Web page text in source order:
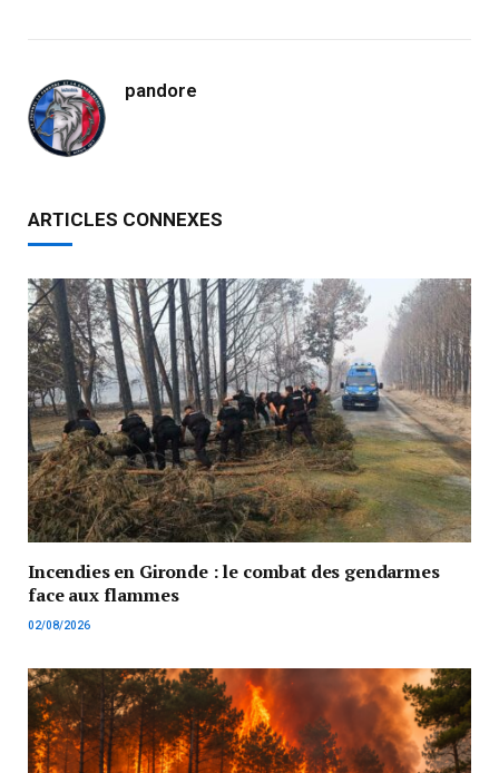
pandore
ARTICLES CONNEXES
Incendies en Gironde : le combat des gendarmes
face aux flammes
02/08/2026